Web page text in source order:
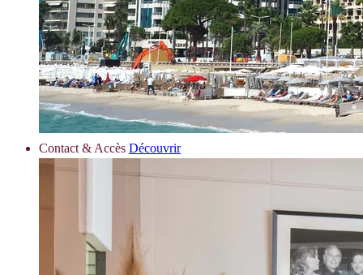
Contact & Accès Découvrir